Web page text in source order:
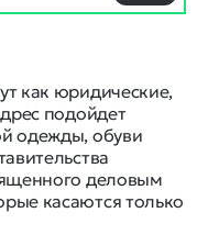
как юридические,
подойдет
одежды, обуви
деловым
касаются только